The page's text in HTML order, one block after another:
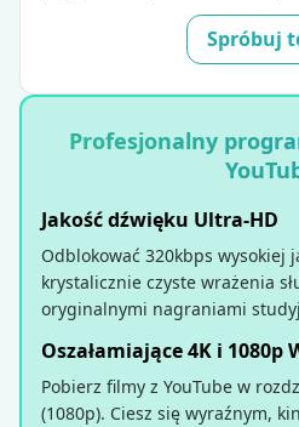
Spróbuj
Profesjonalny
Jakość dźwięku Ultra-HD
Odblokować 320kbps wysokiej
krystalicznie czyste wrażenia
oryginalnymi nagraniami
Oszałamiające 4K i 1080p
Pobierz filmy z YouTube w
(1080p). Ciesz się wyraźnym,